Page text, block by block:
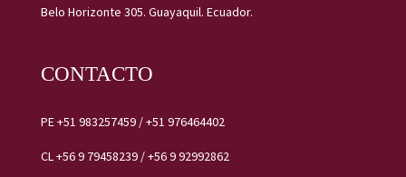
Belo Horizonte 305. Guayaquil. Ecuador.
CONTACTO
PE+51 983257459/+51 976464402
CL+56 9 79458239 /+56 9 92992862